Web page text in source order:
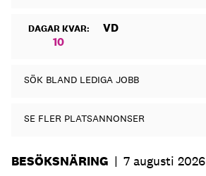
DAGAR KVAR:
10
VD
SÖK BLAND LEDIGA JOBB
SE FLER PLATSANNONSER
BESÖKSNÄRING | 7 augusti 2026